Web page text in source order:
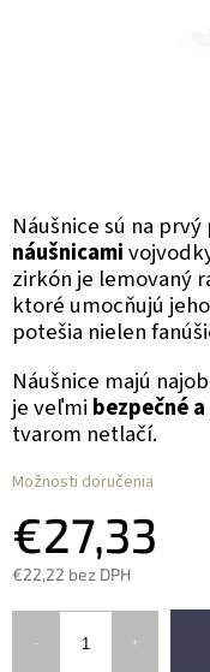
€27,33
€22,22 bez DPH
Možnosti doručenia
Náušnice sú na
náušnicami
zirkón je lemovaný
ktoré umocňujú
potešia nielen
Náušnice majú
je veľmi bezpečné
tvarom netlačí.